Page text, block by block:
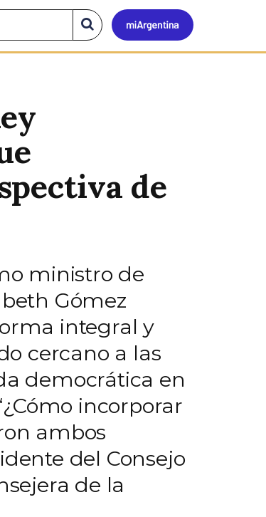
Mi
Buscar
en
el
de
ministro de
Gómez
integral y
cercano a las
democrática en
incorporar
ambos
del Consejo
de la